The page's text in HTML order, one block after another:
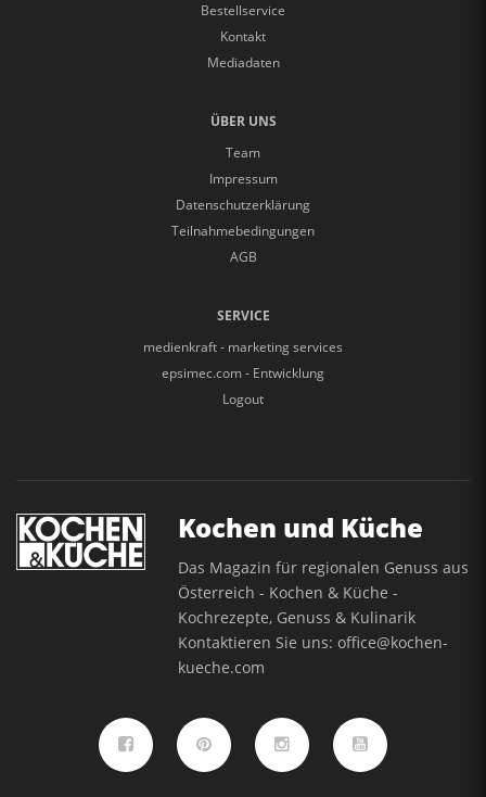
Bestellservice
Kontakt
Mediadaten
ÜBER UNS
Team
Impressum
Datenschutzerklärung
Teilnahmebedingungen
AGB
SERVICE
medienkraft - marketing services
epsimec.com - Entwicklung
Logout
Kochen und Küche
Das Magazin für regionalen Genuss aus
Österreich - Kochen & Küche -
Kochrezepte, Genuss & Kulinarik
Kontaktieren Sie uns:office@kochen-
kueche.com